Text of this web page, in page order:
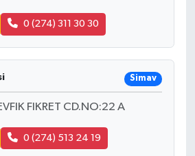
0 (274) 311 30 30
Simav
FIKRET CD.NO:22 A
0 (274) 513 24 19